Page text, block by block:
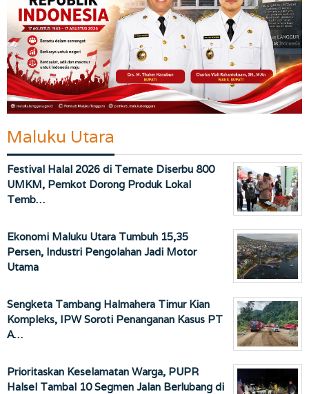
Maluku Utara
Festival Halal 2026 di Ternate Diserbu 800
UMKM, Pemkot Dorong Produk Lokal
Temb…
Ekonomi Maluku Utara Tumbuh 15,35
Persen, Industri Pengolahan Jadi Motor
Utama
Sengketa Tambang Halmahera Timur Kian
Kompleks, IPW Soroti Penanganan Kasus PT
A…
Prioritaskan Keselamatan Warga, PUPR
Halsel Tambal 10 Segmen Jalan Berlubang di